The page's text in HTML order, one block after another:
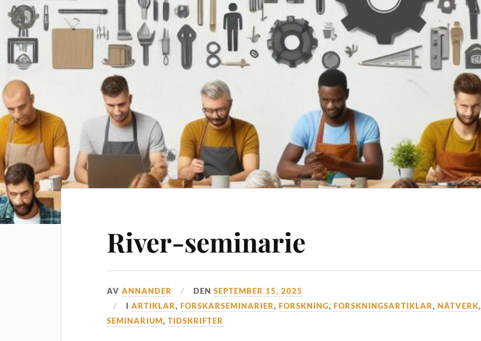
River-seminarie
AVANNANDER DENSEPTEMBER 15, 2025
IARTIKLAR,FORSKARSEMINARIER,FORSKNING,FORSKNINGSARTIKLAR,NÄTVERK,
SEMINARIUM,TIDSKRIFTER